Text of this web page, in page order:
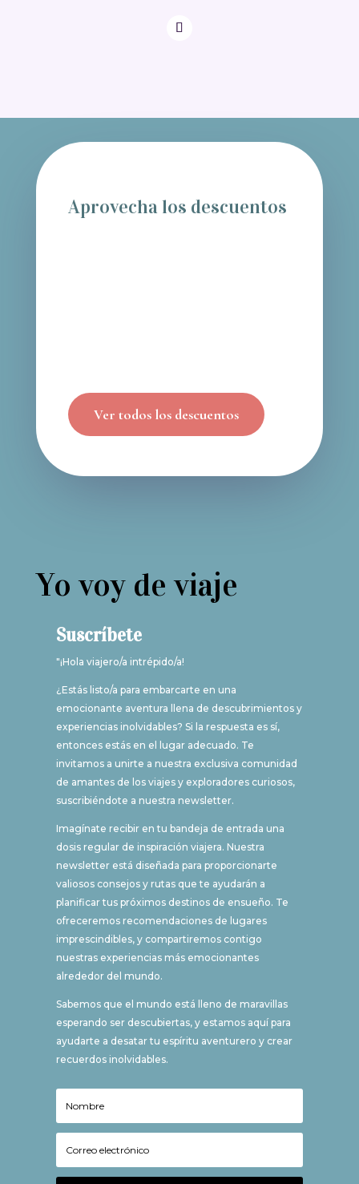
Aprovecha los descuentos
Ver todos los descuentos
Yo voy de viaje
Suscríbete
"¡Hola viajero/a intrépido/a!
¿Estás listo/a para embarcarte en una
emocionante aventura llena de descubrimientos y
experiencias inolvidables? Si la respuesta es sí,
entonces estás en el lugar adecuado. Te
invitamos a unirte a nuestra exclusiva comunidad
de amantes de los viajes y exploradores curiosos,
suscribiéndote a nuestra newsletter.
Imagínate recibir en tu bandeja de entrada una
dosis regular de inspiración viajera. Nuestra
newsletter está diseñada para proporcionarte
valiosos consejos y rutas que te ayudarán a
planificar tus próximos destinos de ensueño. Te
ofreceremos recomendaciones de lugares
imprescindibles, y compartiremos contigo
nuestras experiencias más emocionantes
alrededor del mundo.
Sabemos que el mundo está lleno de maravillas
esperando ser descubiertas, y estamos aquí para
ayudarte a desatar tu espíritu aventurero y crear
recuerdos inolvidables.